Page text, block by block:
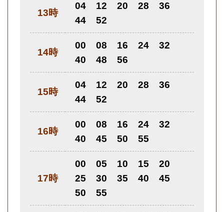
13時
04 12 20 28
36
44
52
14時
00 08 16 24
32
40
48 56
15時
04 12 20 28
36
44
52
16時
00 08 16 24
32
40
45 50 55
17時
00 05 10 15
20
25
30 35 40
45
50
55